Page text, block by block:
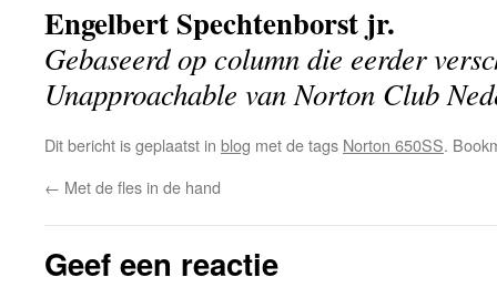
Engelbert Spechtenborst jr.
Gebaseerd op column die eerder
Unapproachable van Norton Club
Dit bericht is geplaatst in blog met de tags Norton 650SS.
← Met de fles in de hand
Geef een reactie